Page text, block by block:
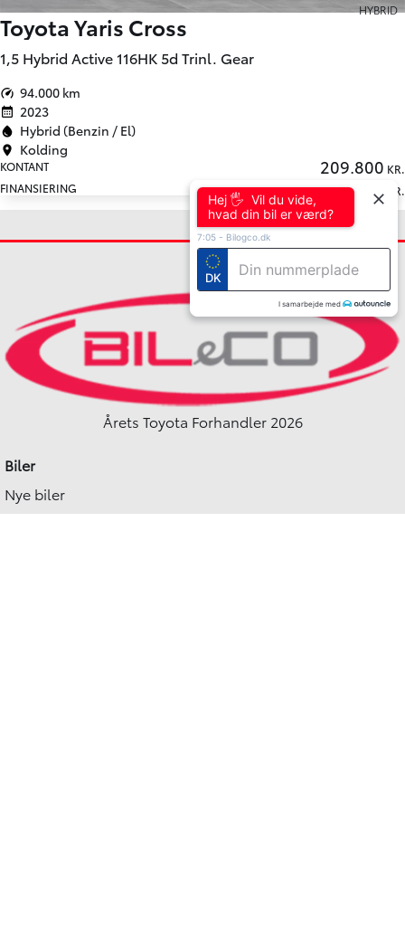
HYBRID
Toyota Yaris Cross
1,5 Hybrid Active 116HK 5d Trinl. Gear
94.000 km
2023
Hybrid (Benzin / El)
Kolding
KONTANT 209.800 KR.
FINANSIERING
2.336 KR.
Årets Toyota Forhandler 2026
Biler
Nye biler
Hej 🖐 Vil du vide,
hvad din bil er værd?
7:05 - Bilogco.dk
DK
I samarbejde med